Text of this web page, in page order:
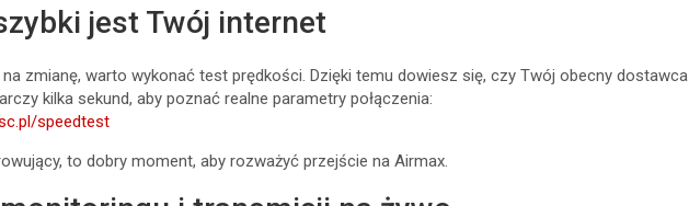
jest Twój internet
zmianę, warto wykonać test prędkości. Dzięki temu dowiesz się, czy Twój obecny dostawca
kilka sekund, aby poznać realne parametry połączenia:
speedtest
to dobry moment, aby rozważyć przejście na Airmax.